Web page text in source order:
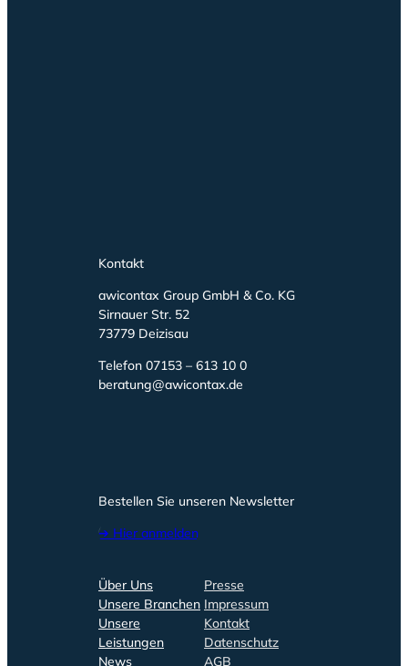
Kontakt
awicontax Group GmbH & Co. KG
Sirnauer Str. 52
73779 Deizisau
Telefon 07153 – 613 10 0
beratung@awicontax.de
Bestellen Sie unseren Newsletter
➔ Hier anmelden
Über Uns
Unsere Branchen
Unsere
Leistungen
News
Presse
Impressum
Kontakt
Datenschutz
AGB